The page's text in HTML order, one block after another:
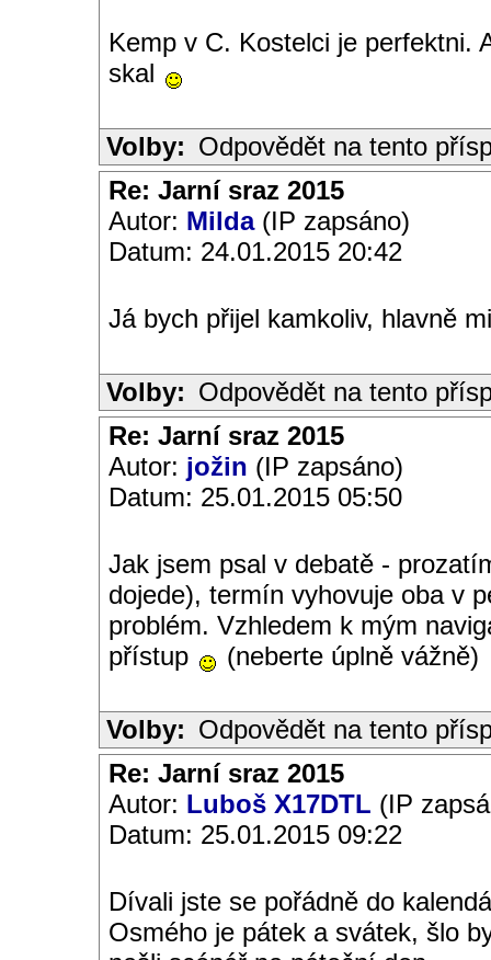
Kemp v C. Kostelci je perfektni.
skal
Volby: Odpovědět na tento
Re: Jarní sraz 2015
Autor: Milda(IP zapsáno)
Datum: 24.01.2015 20:42
Já bych přijel kamkoliv, hlavně
Volby: Odpovědět na tento
Re: Jarní sraz 2015
Autor: jožin (IP zapsáno)
Datum: 25.01.2015 05:50
Jak jsem psal v debatě -
dojede), termín vyhovuje oba v
problém. Vzhledem k mým
přístup
(neberte úplně vážně)
Volby: Odpovědět na tento
Re: Jarní sraz 2015
Autor: Luboš X17DTL (IP
Datum: 25.01.2015 09:22
Dívali jste se pořádně do
Osmého je pátek a svátek, šlo